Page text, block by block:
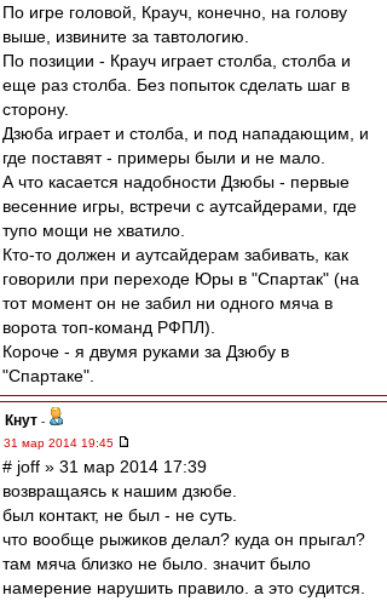
По игре головой, Крауч, конечно, на голову
выше, извините за тавтологию.
По позиции - Крауч играет столба, столба и
еще раз столба. Без попыток сделать шаг в
сторону.
Дзюба играет и столба, и под нападающим, и
где поставят - примеры были и не мало.
А что касается надобности Дзюбы - первые
весенние игры, встречи с аутсайдерами, где
тупо мощи не хватило.
Кто-то должен и аутсайдерам забивать, как
говорили при переходе Юры в "Спартак" (на
тот момент он не забил ни одного мяча в
ворота топ-команд РФПЛ).
Короче - я двумя руками за Дзюбу в
"Спартаке".
Кнут -
31 мар 2014 19:45
# joff » 31 мар 2014 17:39
возвращаясь к нашим дзюбе.
был контакт, не был - не суть.
что вообще рыжиков делал? куда он прыгал?
там мяча близко не было. значит было
намерение нарушить правило. а это судится.